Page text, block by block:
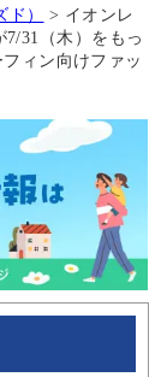
） > イオンレ
31（木）をもっ
ィン向けファッ